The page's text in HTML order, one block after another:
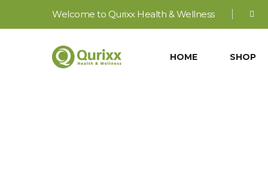
Welcome to Qurixx Health & Wellness
HOME SHOP